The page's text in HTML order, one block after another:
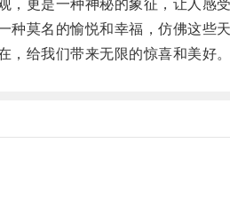
更是一种神秘的象征，让人感受
莫名的愉悦和幸福，仿佛这些天
给我们带来无限的惊喜和美好。